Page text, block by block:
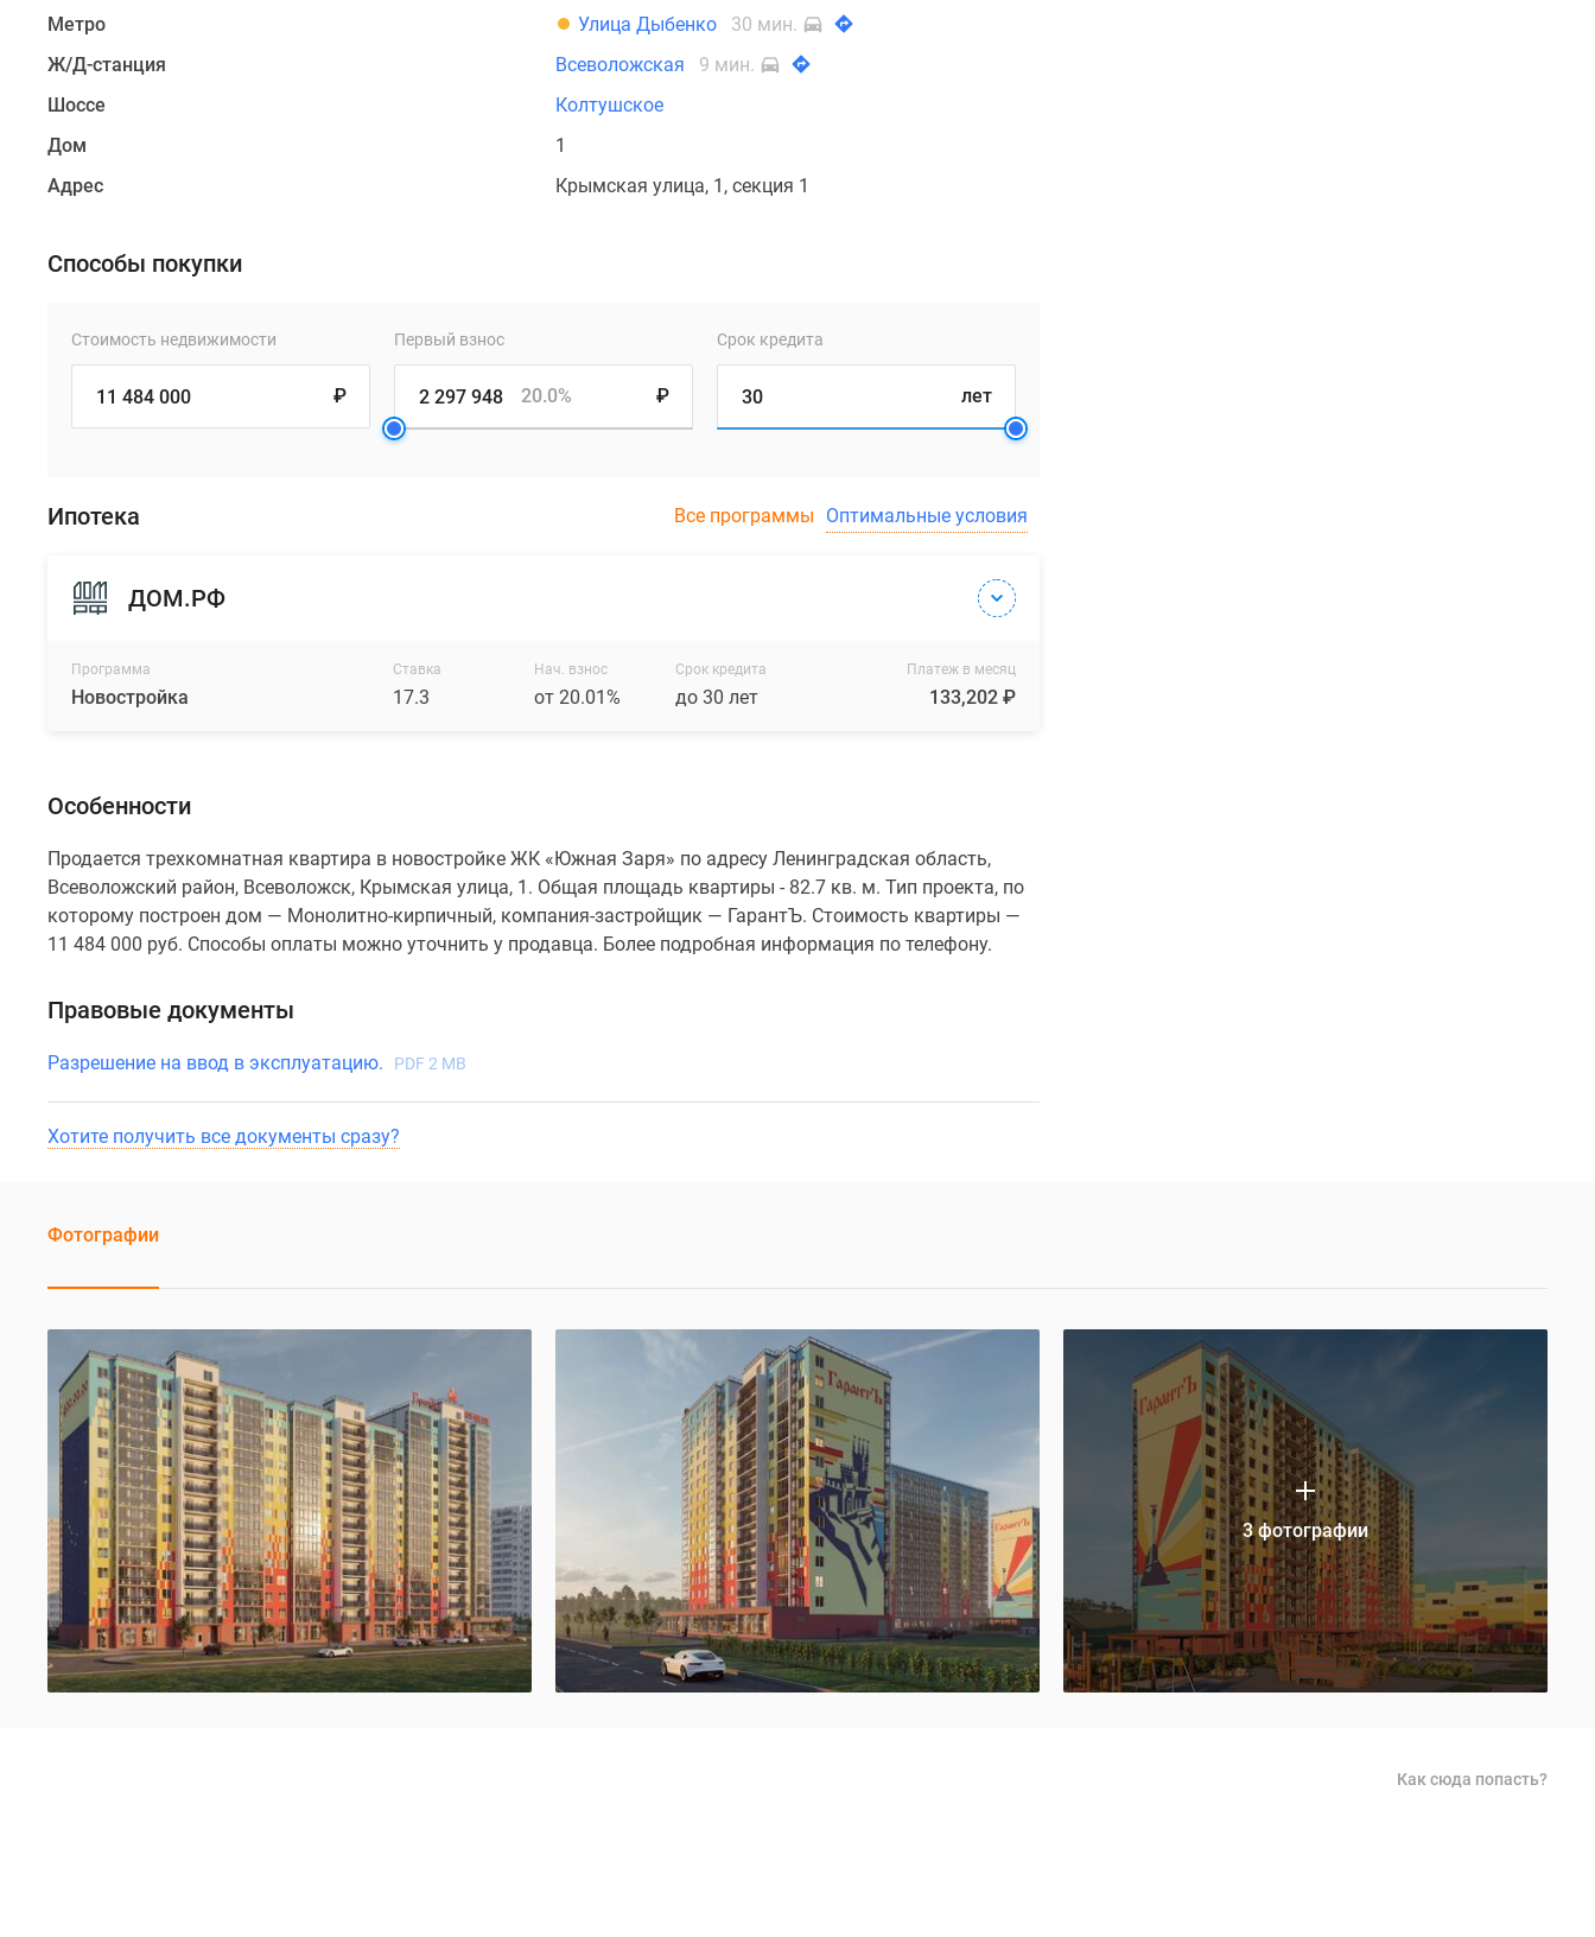
Метро
Улица Дыбенко
30 мин.
Ж/Д-станция
Всеволожская
9 мин.
Шоссе
Колтушское
Дом
1
Адрес
Крымская улица, 1, секция 1
Способы покупки
Стоимость недвижимости
₽
Первый взнос
₽
20.0%
Срок кредита
лет
Ипотека Все программы Оптимальные условия
ДОМ.РФ
Программа
Новостройка
Ставка
17.3
Нач. взнос
от 20.01%
Срок кредита
до 30 лет
Платеж в месяц
133,202 ₽
Особенности
Продается трехкомнатная квартира в новостройке ЖК «Южная Заря» по адресу Ленинградская область,
Всеволожский район, Всеволожск, Крымская улица, 1. Общая площадь квартиры - 82.7 кв. м. Тип проекта, по
которому построен дом — Монолитно-кирпичный, компания-застройщик — ГарантЪ. Стоимость квартиры —
11 484 000 руб. Способы оплаты можно уточнить у продавца. Более подробная информация по телефону.
Правовые документы
Разрешение на ввод в эксплуатацию. PDF 2 MB
Хотите получить все документы сразу?
Фотографии
3 фотографии
Как сюда попасть?